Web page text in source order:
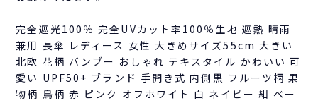
完全遮光100％ 完全UVカット率100％生地 遮熱 晴雨
兼用 長傘 レディース 女性 大きめサイズ55cm 大きい
北欧 花柄 バンブー おしゃれ テキスタイル かわいい 可
愛い UPF50+ ブランド 手開き式 内側黒 フルーツ柄 果
物柄 鳥柄 赤 ピンク オフホワイト 白 ネイビー 紺 ベー